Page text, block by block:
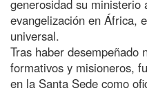
generosidad su ministerio
evangelización en África,
universal.
Tras haber desempeñado
formativos y misioneros,
en la Santa Sede como